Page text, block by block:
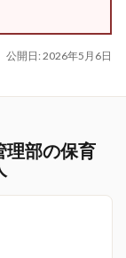
公開日: 2026年5月6日
理部の保育